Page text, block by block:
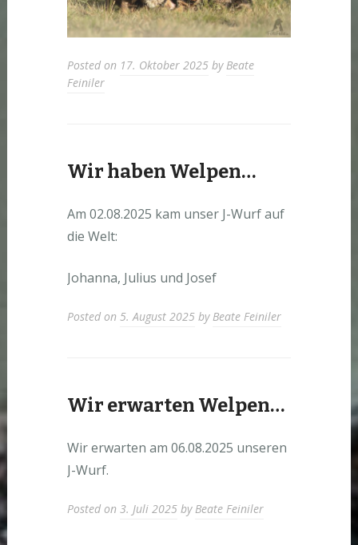
Posted on 17. Oktober 2025byBeate
Feiniler
Wir haben Welpen…
Am 02.08.2025 kam unser J-Wurf auf
die Welt:
Johanna, Julius und Josef
Posted on 5. August 2025byBeate Feiniler
Wir erwarten Welpen…
Wir erwarten am 06.08.2025 unseren
J-Wurf.
Posted on 3. Juli 2025byBeate Feiniler